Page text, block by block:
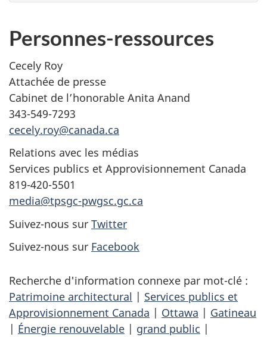
Personnes-ressources
Cecely Roy
Attachée de presse
Cabinet de l’honorable Anita Anand
343-549-7293
cecely.roy@canada.ca
Relations avec les médias
Services publics et Approvisionnement Canada
819-420-5501
media@tpsgc-pwgsc.gc.ca
Suivez-nous sur Twitter
Suivez-nous sur Facebook
Recherche d'information connexe par mot-clé :
Patrimoine architectural | Services publics et
Approvisionnement Canada | Ottawa | Gatineau
| Énergie renouvelable | grand public |